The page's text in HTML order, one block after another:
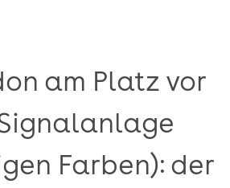
am Platz vor
Farben): der